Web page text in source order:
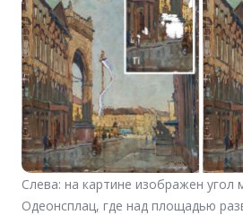
Слева: на картине изображен
Одеонсплац, где над площадью